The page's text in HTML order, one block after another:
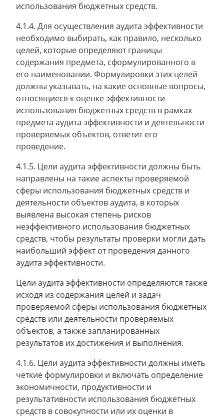
использования бюджетных средств.
4.1.4. Для осуществления аудита эффективности
необходимо выбирать, как правило, несколько
целей, которые определяют границы
содержания предмета, сформулированного в
его наименовании. Формулировки этих целей
должны указывать, на какие основные вопросы,
относящиеся к оценке эффективности
использования бюджетных средств в рамках
предмета аудита эффективности и деятельности
проверяемых объектов, ответит его
проведение.
4.1.5. Цели аудита эффективности должны быть
направлены на такие аспекты проверяемой
сферы использования бюджетных средств и
деятельности объектов аудита, в которых
выявлена высокая степень рисков
неэффективного использования бюджетных
средств, чтобы результаты проверки могли дать
наибольший эффект от проведения данного
аудита эффективности.
Цели аудита эффективности определяются также
исходя из содержания целей и задач
проверяемой сферы использования бюджетных
средств или деятельности проверяемых
объектов, а также запланированных
результатов их достижения и выполнения.
4.1.6. Цели аудита эффективности должны иметь
четкие формулировки и включать определение
экономичности, продуктивности и
результативности использования бюджетных
средств в совокупности или их оценки в